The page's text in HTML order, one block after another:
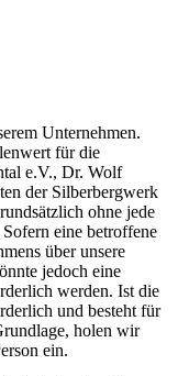
Unternehmen.
für die
e.V., Dr. Wolf
der Silberbergwerk
ohne jede
eine betroffene
über unsere
jedoch eine
werden. Ist die
und besteht für
holen wir
ein.